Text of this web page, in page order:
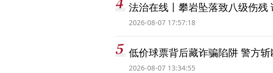
法治在线丨攀岩坠落致八级伤残
2026-08-07 17:57:18
低价球票背后藏诈骗陷阱 警方
2026-08-07 13:34:55